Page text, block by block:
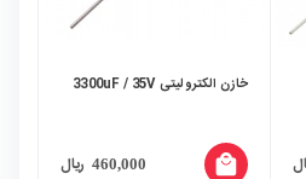
خازن الکترولیتی 3300uF / 35V
460,000 ریال local_mall